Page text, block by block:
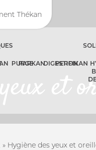
PURGE DIGESTION
PARKAN PERFIKAN
et
» Hygiène des yeux et